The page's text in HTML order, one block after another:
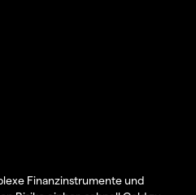
Finanzinstrumente und